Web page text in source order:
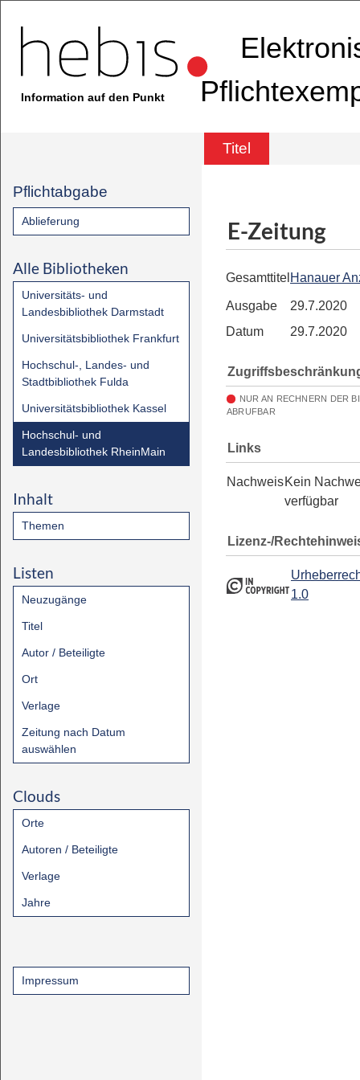
Information auf den Punkt
Titel
Pflichtabgabe
Ablieferung
Alle Bibliotheken
Universitäts- und
Landesbibliothek Darmstadt
Universitätsbibliothek Frankfurt
Hochschul-, Landes- und
Stadtbibliothek Fulda
Universitätsbibliothek Kassel
Hochschul- und
Landesbibliothek RheinMain
Inhalt
Themen
Listen
Neuzugänge
Titel
Autor / Beteiligte
Ort
Verlage
Zeitung nach Datum
auswählen
Clouds
Orte
Autoren / Beteiligte
Verlage
Jahre
Impressum
E-Zeitung
Gesamttitel Hanauer
Ausgabe
29.7.2020
Datum
29.7.2020
NUR AN RECHNERN DER
ABRUFBAR
Links
NachweisKein
verfügbar
Lizenz-/
1.0